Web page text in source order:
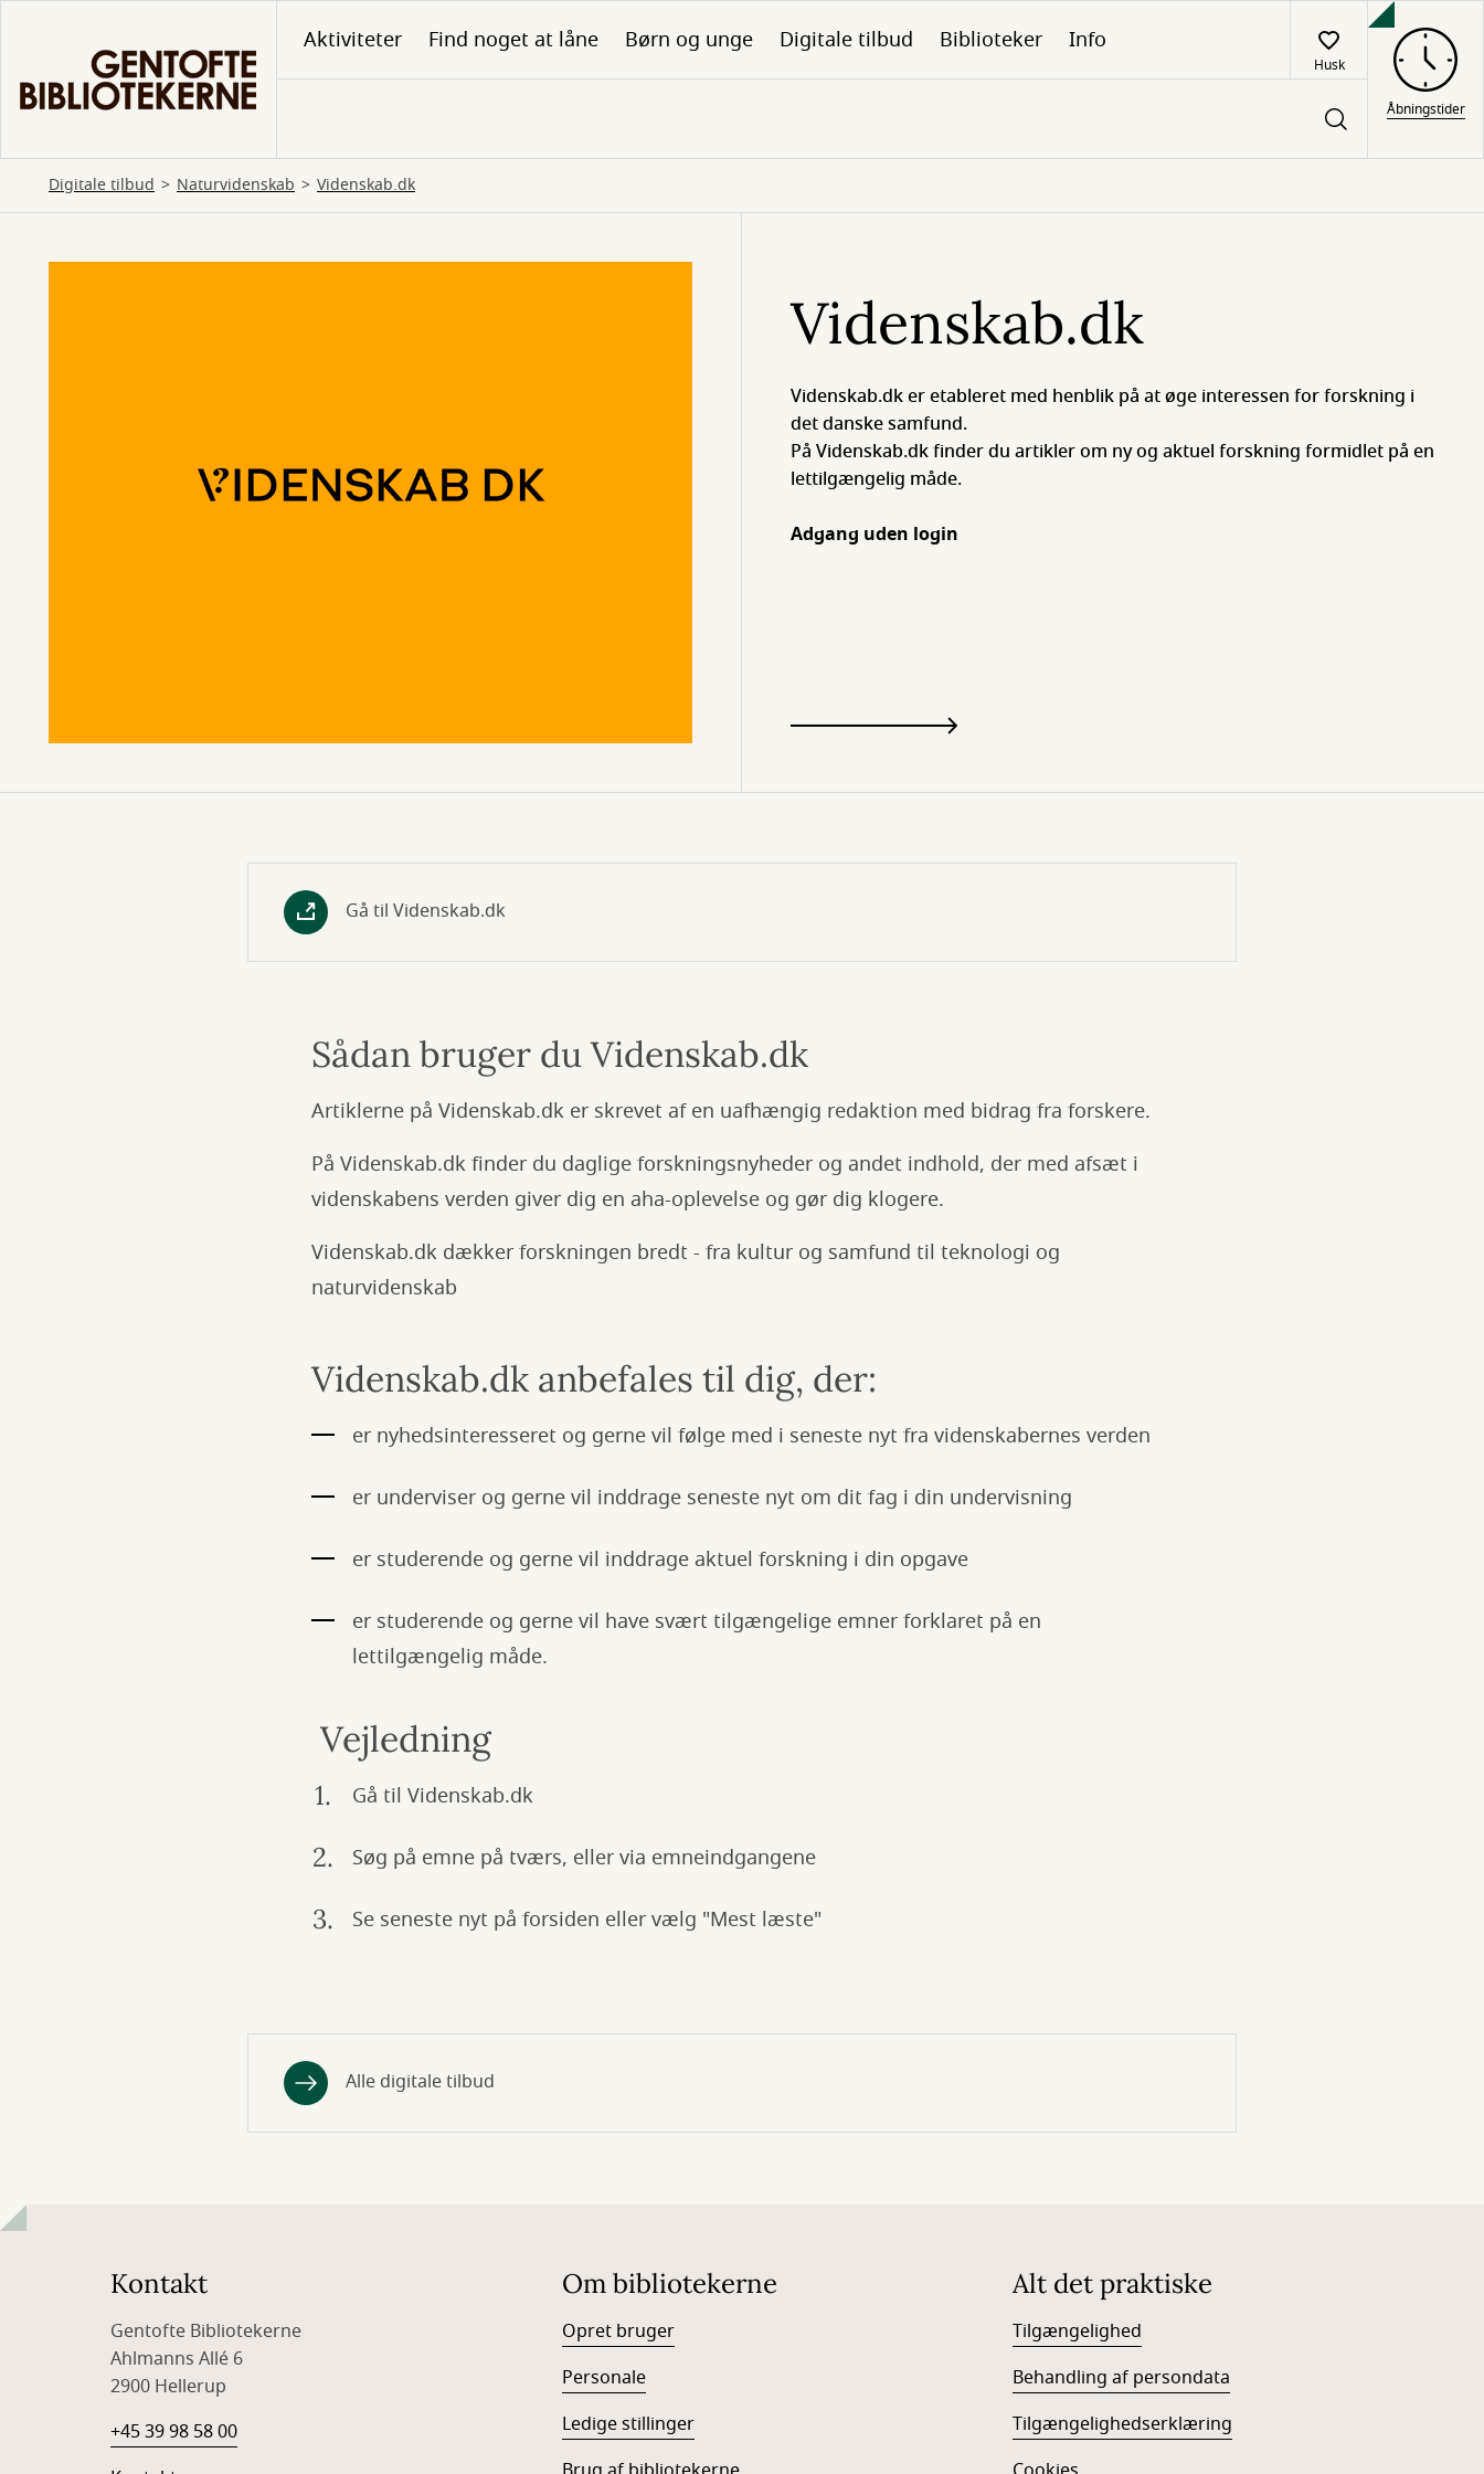
hovedindhold
Aktiviteter Find noget at låne Børn og unge Digitale tilbud Biblioteker Info
Husk
Åbningstider
Digitale tilbud Naturvidenskab Videnskab.dk
Videnskab.dk
Videnskab.dk er etableret med henblik på at øge interessen for forskning i
det danske samfund.
På Videnskab.dk finder du artikler om ny og aktuel forskning formidlet på en
lettilgængelig måde.
Adgang uden login
Gå til Videnskab.dk
Sådan bruger du Videnskab.dk
Artiklerne på Videnskab.dk er skrevet af en uafhængig redaktion med bidrag fra forskere.
På Videnskab.dk finder du daglige forskningsnyheder og andet indhold, der med afsæt i
videnskabens verden giver dig en aha-oplevelse og gør dig klogere.
Videnskab.dk dækker forskningen bredt - fra kultur og samfund til teknologi og
naturvidenskab
Videnskab.dk anbefales til dig, der:
er nyhedsinteresseret og gerne vil følge med i seneste nyt fra videnskabernes verden
er underviser og gerne vil inddrage seneste nyt om dit fag i din undervisning
er studerende og gerne vil inddrage aktuel forskning i din opgave
er studerende og gerne vil have svært tilgængelige emner forklaret på en
lettilgængelig måde.
Vejledning
Gå til Videnskab.dk
Søg på emne på tværs, eller via emneindgangene
Se seneste nyt på forsiden eller vælg "Mest læste"
Alle digitale tilbud
Kontakt
Gentofte Bibliotekerne
Ahlmanns Allé 6
2900 Hellerup
+45 39 98 58 00
Om bibliotekerne
Opret bruger
Personale
Ledige stillinger
Alt det praktiske
Tilgængelighed
Behandling af persondata
Tilgængelighedserklæring